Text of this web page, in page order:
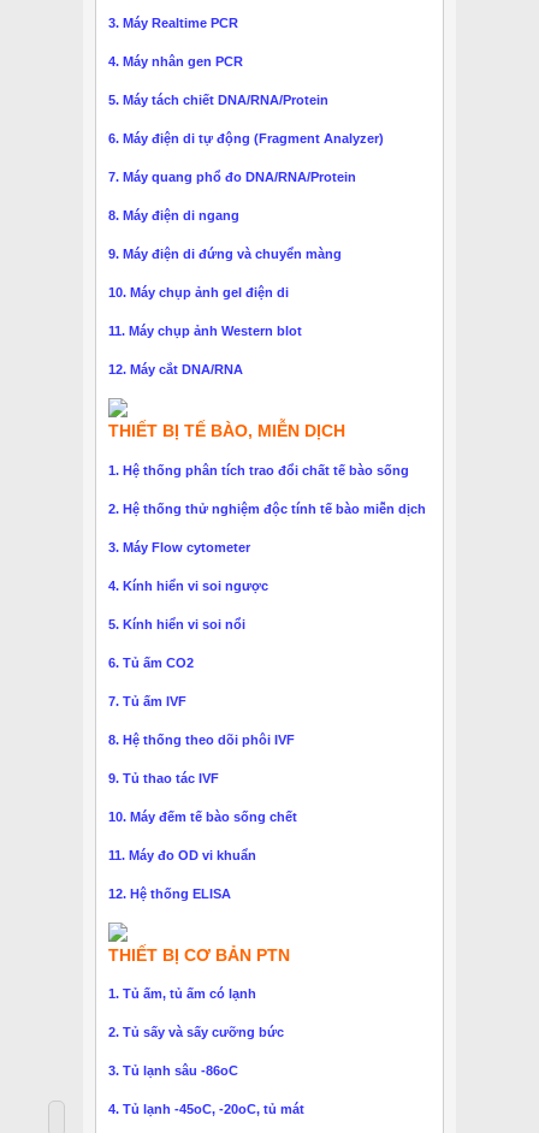
3. Máy Realtime PCR
4. Máy nhân gen PCR
5. Máy tách chiết DNA/RNA/Protein
6. Máy điện di tự động (Fragment Analyzer)
7. Máy quang phổ đo DNA/RNA/Protein
8. Máy điện di ngang
9. Máy điện di đứng và chuyển màng
10. Máy chụp ảnh gel điện di
11. Máy chụp ảnh Western blot
12. Máy cắt DNA/RNA
THIẾT BỊ TẾ BÀO, MIỄN DỊCH
1. Hệ thống phân tích trao đổi chất tế bào sống
2. Hệ thống thử nghiệm độc tính tế bào miễn dịch
3. Máy Flow cytometer
4. Kính hiển vi soi ngược
5. Kính hiển vi soi nổi
6. Tủ ấm CO2
7. Tủ ấm IVF
8. Hệ thống theo dõi phôi IVF
9. Tủ thao tác IVF
10. Máy đếm tế bào sống chết
11. Máy đo OD vi khuẩn
12. Hệ thống ELISA
THIẾT BỊ CƠ BẢN PTN
1. Tủ ấm, tủ ấm có lạnh
2. Tủ sấy và sấy cưỡng bức
3. Tủ lạnh sâu -86oC
4. Tủ lạnh -45oC, -20oC, tủ mát